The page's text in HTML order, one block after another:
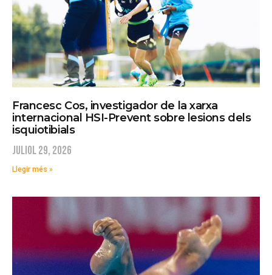
Francesc Cos, investigador de la xarxa
internacional HSI-Prevent sobre lesions dels
isquiotibials
juliol 29, 2026
Llegir més »